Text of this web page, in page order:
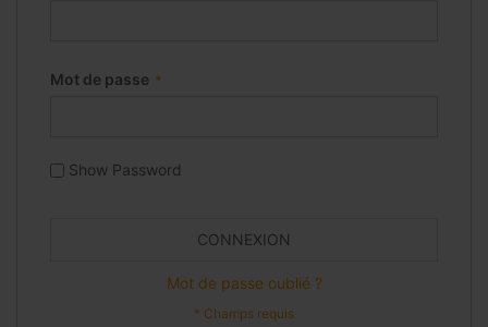
Mot de passe
Show Password
CONNEXION
Mot de passe oublié ?